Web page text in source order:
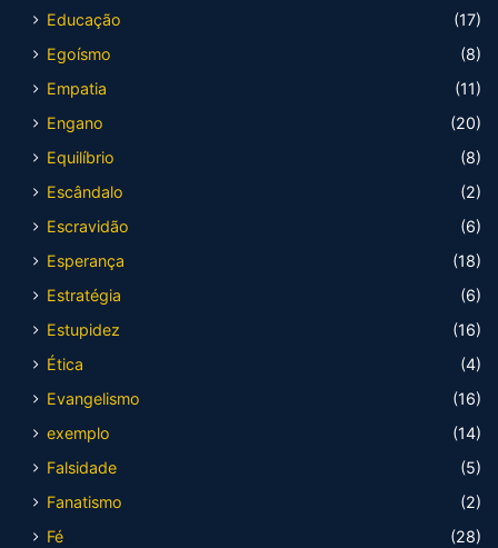
Educação
(17)
Egoísmo
(8)
Empatia
(11)
Engano
(20)
Equilíbrio
(8)
Escândalo
(2)
Escravidão
(6)
Esperança
(18)
Estratégia
(6)
Estupidez
(16)
Ética
(4)
Evangelismo
(16)
exemplo
(14)
Falsidade
(5)
Fanatismo
(2)
Fé
(28)